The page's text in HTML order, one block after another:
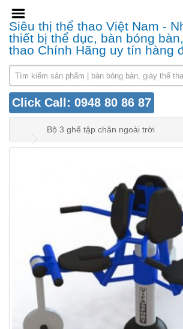
Siêu thị thể thao Việt Nam -
thiết bị thể dục, bàn bóng
thao Chính Hãng uy tín hàng
Click Call: 0948 80 86 87
Bộ 3 ghế tập chân ngoài trời